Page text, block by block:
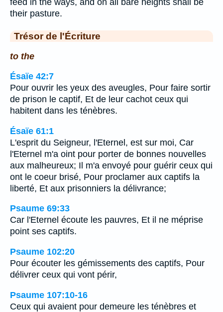
feed in the ways, and on all bare heights shall be
their pasture.
Trésor de l'Écriture
to the
Ésaïe 42:7
Pour ouvrir les yeux des aveugles, Pour faire sortir
de prison le captif, Et de leur cachot ceux qui
habitent dans les ténèbres.
Ésaïe 61:1
L'esprit du Seigneur, l'Eternel, est sur moi, Car
l'Eternel m'a oint pour porter de bonnes nouvelles
aux malheureux; Il m'a envoyé pour guérir ceux qui
ont le coeur brisé, Pour proclamer aux captifs la
liberté, Et aux prisonniers la délivrance;
Psaume 69:33
Car l'Eternel écoute les pauvres, Et il ne méprise
point ses captifs.
Psaume 102:20
Pour écouter les gémissements des captifs, Pour
délivrer ceux qui vont périr,
Psaume 107:10-16
Ceux qui avaient pour demeure les ténèbres et